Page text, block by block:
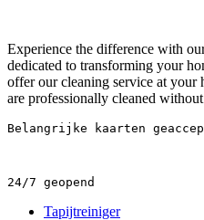
Experience the difference with
dedicated to transforming your
offer our cleaning service at your
are professionally cleaned
Belangrijke kaarten
24/7 geopend
Tapijtreiniger